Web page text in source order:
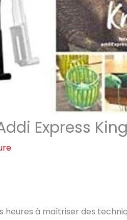
Express
à maîtriser des